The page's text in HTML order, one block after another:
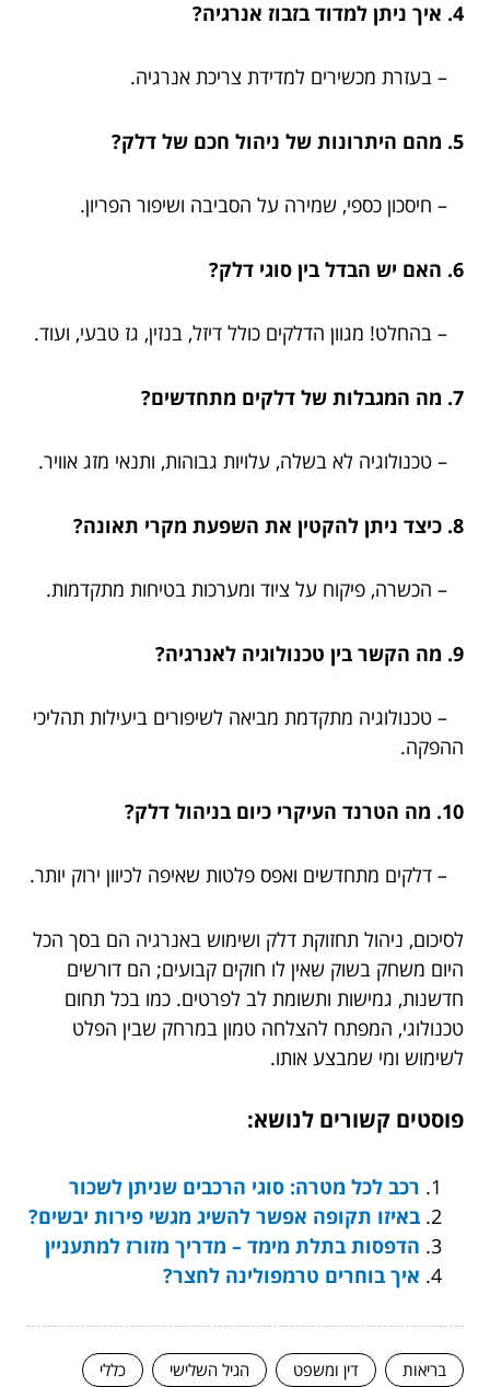
4. איך ניתן למדוד בזבוז אנרגיה?
– בעזרת מכשירים למדידת צריכת אנרגיה.
5. מהם היתרונות של ניהול חכם של דלק?
– חיסכון כספי, שמירה על הסביבה ושיפור הפריון.
6. האם יש הבדל בין סוגי דלק?
– בהחלט! מגוון הדלקים כולל דיזל, בנזין, גז טבעי, ועוד.
7. מה המגבלות של דלקים מתחדשים?
– טכנולוגיה לא בשלה, עלויות גבוהות, ותנאי מזג אוויר.
8. כיצד ניתן להקטין את השפעת מקרי תאונה?
– הכשרה, פיקוח על ציוד ומערכות בטיחות מתקדמות.
9. מה הקשר בין טכנולוגיה לאנרגיה?
– טכנולוגיה מתקדמת מביאה לשיפורים ביעילות תהליכי
ההפקה.
10. מה הטרנד העיקרי כיום בניהול דלק?
– דלקים מתחדשים ואפס פלטות שאיפה לכיוון ירוק יותר.
לסיכום, ניהול תחזוקת דלק ושימוש באנרגיה הם בסך הכל
היום משחק בשוק שאין לו חוקים קבועים; הם דורשים
חדשנות, גמישות ותשומת לב לפרטים. כמו בכל תחום
טכנולוגי, המפתח להצלחה טמון במרחק שבין הפלט
לשימוש ומי שמבצע אותו.
פוסטים קשורים לנושא:
רכב לכל מטרה: סוגי הרכבים שניתן לשכור
באיזו תקופה אפשר להשיג מגשי פירות יבשים?
הדפסות בתלת מימד – מדריך מזורז למתעניין
איך בוחרים טרמפולינה לחצר?
בריאות דין ומשפט הגיל השלישי
כללי